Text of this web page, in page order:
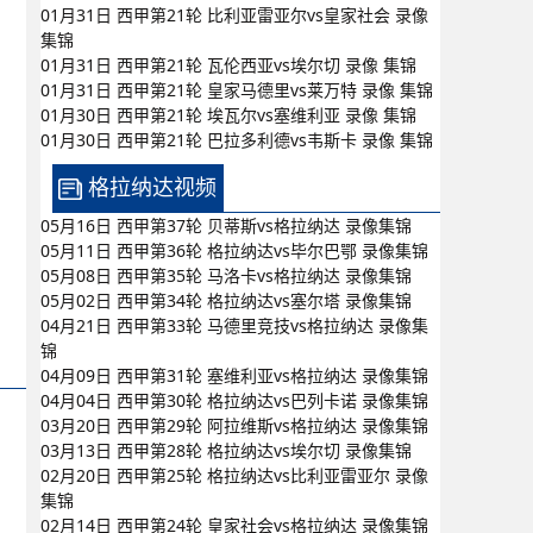
01月31日 西甲第21轮 比利亚雷亚尔vs皇家社会 录像
集锦
01月31日 西甲第21轮 瓦伦西亚vs埃尔切 录像 集锦
01月31日 西甲第21轮 皇家马德里vs莱万特 录像 集锦
01月30日 西甲第21轮 埃瓦尔vs塞维利亚 录像 集锦
01月30日 西甲第21轮 巴拉多利德vs韦斯卡 录像 集锦
格拉纳达视频
05月16日 西甲第37轮 贝蒂斯vs格拉纳达 录像集锦
05月11日 西甲第36轮 格拉纳达vs毕尔巴鄂 录像集锦
05月08日 西甲第35轮 马洛卡vs格拉纳达 录像集锦
05月02日 西甲第34轮 格拉纳达vs塞尔塔 录像集锦
04月21日 西甲第33轮 马德里竞技vs格拉纳达 录像集
锦
04月09日 西甲第31轮 塞维利亚vs格拉纳达 录像集锦
04月04日 西甲第30轮 格拉纳达vs巴列卡诺 录像集锦
03月20日 西甲第29轮 阿拉维斯vs格拉纳达 录像集锦
03月13日 西甲第28轮 格拉纳达vs埃尔切 录像集锦
02月20日 西甲第25轮 格拉纳达vs比利亚雷亚尔 录像
集锦
02月14日 西甲第24轮 皇家社会vs格拉纳达 录像集锦